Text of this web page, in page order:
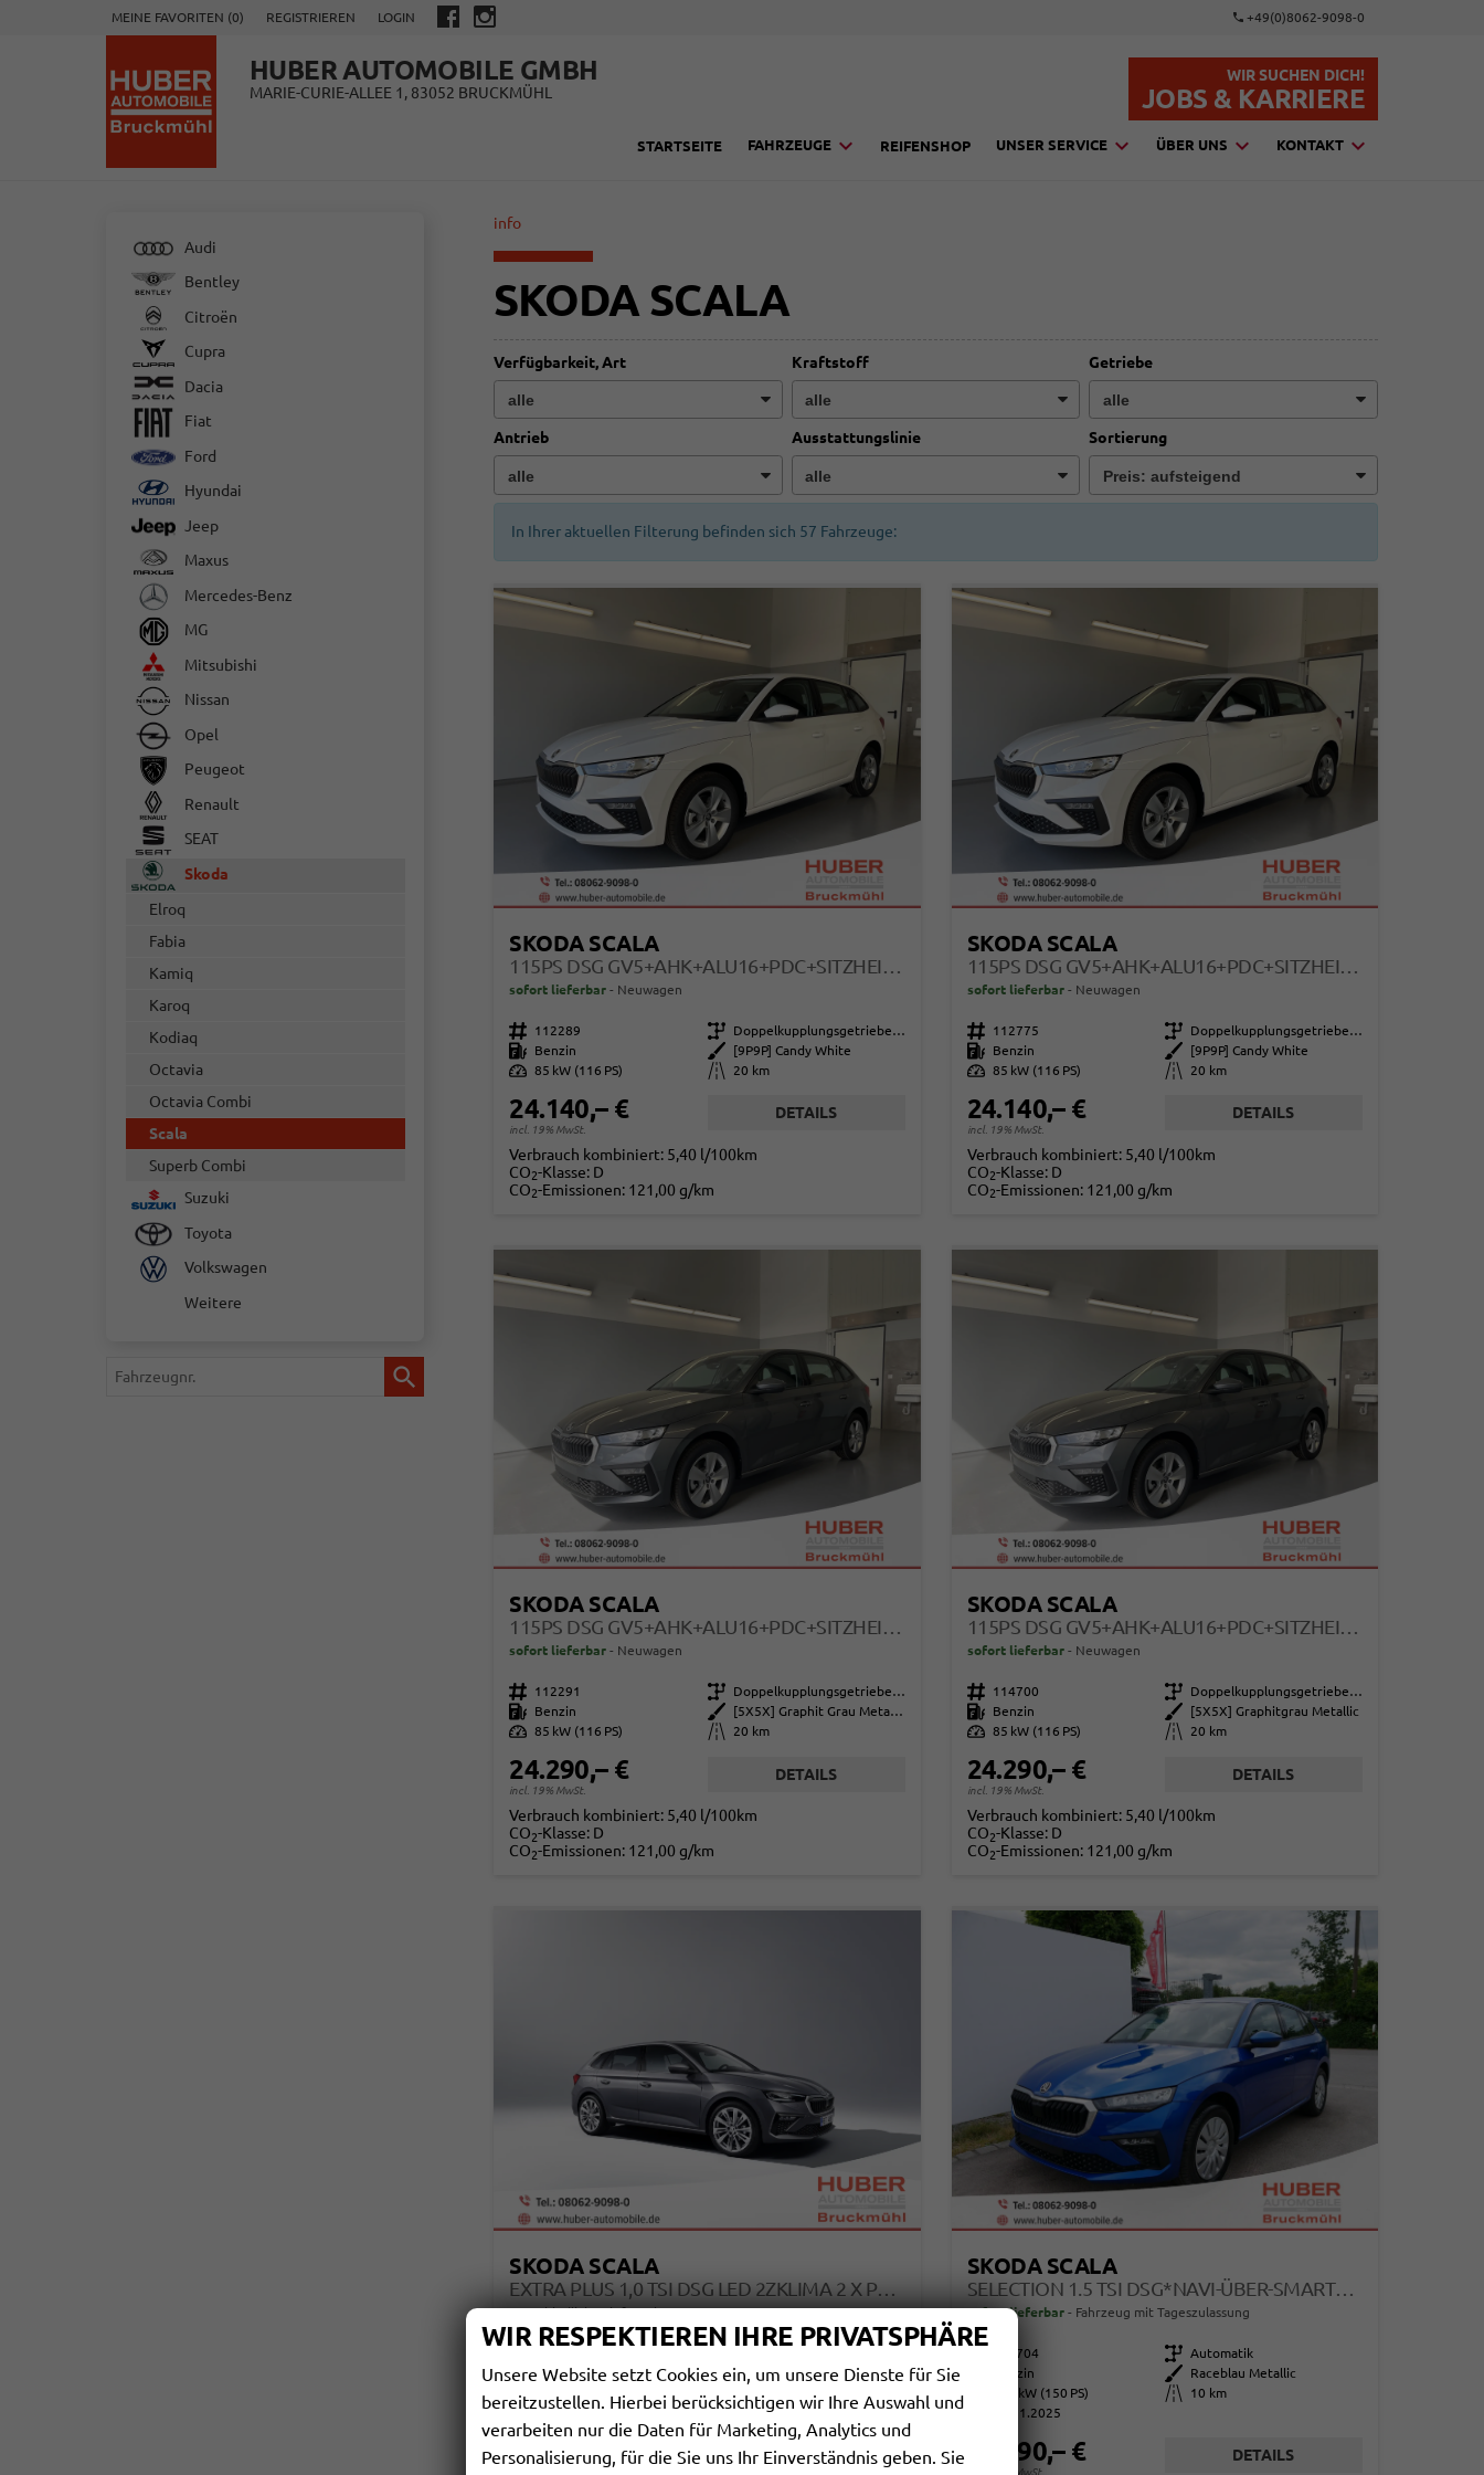
MEINE FAVORITEN (0) REGISTRIEREN LOGIN +49(0)8062-9098-0
HUBER AUTOMOBILE GMBH
MARIE-CURIE-ALLEE 1, 83052 BRUCKMÜHL
WIR SUCHEN DICH!
JOBS & KARRIERE
STARTSEITE FAHRZEUGE REIFENSHOP UNSER SERVICE ÜBER UNS KONTAKT
info
SKODA SCALA
Verfügbarkeit, Art Kraftstoff Getriebe
Antrieb Ausstattungslinie Sortierung
In Ihrer aktuellen Filterung befinden sich 57 Fahrzeuge:
SKODA SCALA
sofort lieferbar Neuwagen
Fahrzeugnr. 112289 Getriebe
Kraftstoff
Benzin Außenfarbe
[9P9P] Candy White
Leistung 85 kW (116 PS) Kilometerstand 20 km
24.140,– €
incl. 19% MwSt.
DETAILS
Verbrauch kombiniert: 5,40 l/100km
CO2-Klasse: D
CO2-Emissionen: 121,00 g/km
SKODA SCALA
sofort lieferbar Neuwagen
Fahrzeugnr. 112775 Getriebe
Kraftstoff
Benzin Außenfarbe
[9P9P] Candy White
Leistung 85 kW (116 PS) Kilometerstand 20 km
24.140,– €
incl. 19% MwSt.
DETAILS
Verbrauch kombiniert: 5,40 l/100km
CO2-Klasse: D
CO2-Emissionen: 121,00 g/km
SKODA SCALA
115PS DSG GV5+AHK+ALU16+PDC+SITZHEIZUNG+APP-CONNECT
sofort lieferbar Neuwagen
Fahrzeugnr. 112291 Getriebe
Doppelkupplungsgetriebe (DSG)
Kraftstoff
Benzin Außenfarbe
[5X5X] Graphit Grau Metallic
Leistung 85 kW (116 PS) Kilometerstand 20 km
24.290,– €
incl. 19% MwSt.
DETAILS
Verbrauch kombiniert: 5,40 l/100km
CO2-Klasse: D
CO2-Emissionen: 121,00 g/km
SKODA SCALA
115PS DSG GV5+AHK+ALU16+PDC+SITZHEIZUNG+APP-CONNECT
sofort lieferbar Neuwagen
Fahrzeugnr. 114700 Getriebe
Doppelkupplungsgetriebe (DSG)
Kraftstoff
Benzin Außenfarbe
[5X5X] Graphitgrau Metallic
Leistung 85 kW (116 PS) Kilometerstand 20 km
24.290,– €
incl. 19% MwSt.
DETAILS
Verbrauch kombiniert: 5,40 l/100km
CO2-Klasse: D
CO2-Emissionen: 121,00 g/km
SKODA SCALA
EXTRA PLUS 1,0 TSI DSG LED 2ZKLIMA 2 X PDC 5J GARANTIE TEMP KAMERA SUNSET KESSY SMARTLINK SITZHEIZUNG BEHEIZTES LENKRAD BLUETOOTH
unverbindliche Lieferzeit: 3-5 Monate Neuwagen
Kraftstoff Benzin Leistung 85 kW (116 PS)
24.422,– € DETAILS
SKODA SCALA
SELECTION 1.5 TSI DSG*NAVI-ÜBER-SMARTLINK*PDC-HI*LED*TEMPOMAT*SHZ*KLIMA*DAB
sofort lieferbar Fahrzeug mit Tageszulassung
108704 Getriebe Automatik
Benzin Außenfarbe
Raceblau Metallic
110 kW (150 PS) Kilometerstand
10 km
01.11.2025
24.690,– €
incl. 19% MwSt.
DETAILS
Audi
Bentley
Citroën
Cupra
Dacia
Fiat
Ford
Hyundai
Jeep
Maxus
Mercedes-Benz
MG
Mitsubishi
Nissan
Opel
Peugeot
Renault
SEAT
Skoda
Elroq
Fabia
Kamiq
Karoq
Kodiaq
Octavia
Octavia Combi
Scala
Superb Combi
Suzuki
Toyota
Volkswagen
Weitere
Fahrzeugnr.
WIR RESPEKTIEREN IHRE PRIVATSPHÄRE
Unsere Website setzt Cookies ein, um unsere Dienste für Sie
bereitzustellen. Hierbei berücksichtigen wir Ihre Auswahl und
verarbeiten nur die Daten für Marketing, Analytics und
Personalisierung, für die Sie uns Ihr Einverständnis geben. Sie